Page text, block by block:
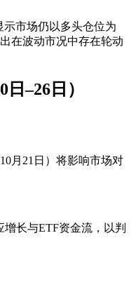
示市场仍以多头仓位为
在波动市况中存在轮动
–26日）
10月21日）将影响市场对
增长与ETF资金流，以判